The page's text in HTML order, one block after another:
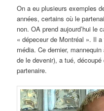
On a eu plusieurs exemples
années, certains où le
non. OA prend aujourd’hui le
« dépeceur de Montréal ». Il
média. Ce dernier,
de le devenir), a tué,
partenaire.